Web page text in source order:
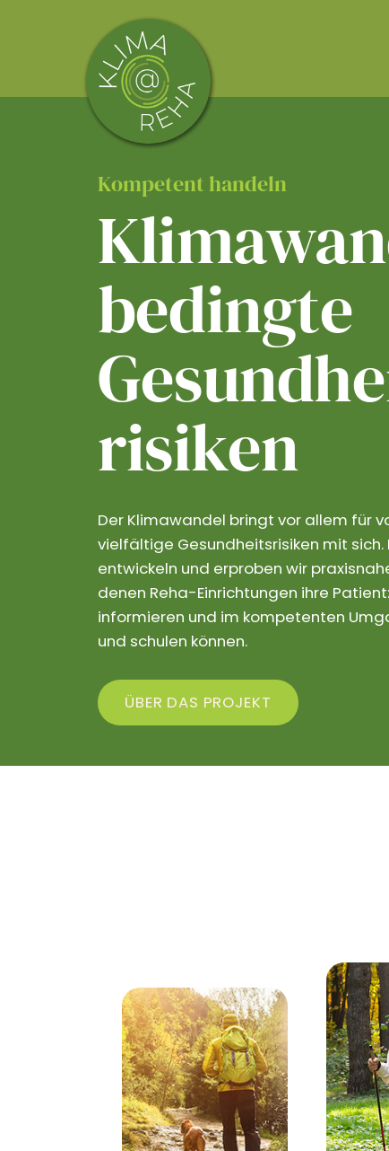
Kompetent handeln
bedingte
risiken
Der Klimawandel bringt vor allem für
vielfältige Gesundheitsrisiken mit sich.
entwickeln und erproben wir
denen Reha-Einrichtungen ihre
informieren und im kompetenten
und schulen können.
ÜBER DAS PROJEKT